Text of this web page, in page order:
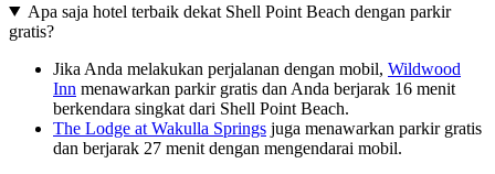
Apa saja hotel terbaik dekat Shell Point Beach dengan parkir
gratis?
Jika Anda melakukan perjalanan dengan mobil, Wildwood
Inn menawarkan parkir gratis dan Anda berjarak 16 menit
berkendara singkat dari Shell Point Beach.
The Lodge at Wakulla Springs juga menawarkan parkir gratis
dan berjarak 27 menit dengan mengendarai mobil.